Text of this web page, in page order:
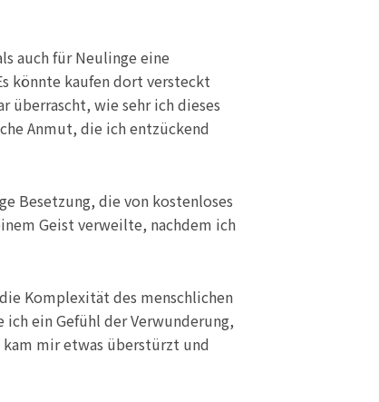
auch für Neulinge eine
könnte kaufen dort versteckt
überrascht, wie sehr ich dieses
Anmut, die ich entzückend
Besetzung, die von kostenloses
Geist verweilte, nachdem ich
Komplexität des menschlichen
ein Gefühl der Verwunderung,
kam mir etwas überstürzt und